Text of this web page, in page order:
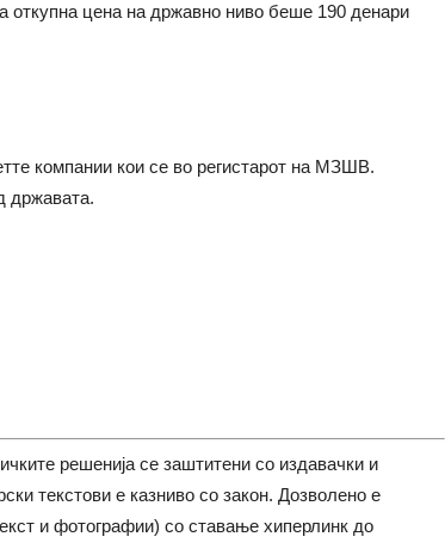
откупна цена на државно ниво беше 190 денари
компании кои се во регистарот на МЗШВ.
државата.
решенија се заштитени со издавачки и
текстови е казниво со закон. Дозволено е
и фотографии) со ставање хиперлинк до